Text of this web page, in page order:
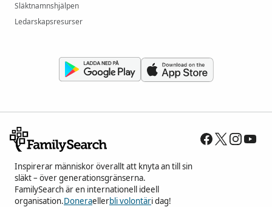
Släktnamnshjälpen
Ledarskapsresurser
Inspirerar människor överallt att knyta an till sin
släkt – över generationsgränserna.
FamilySearch är en internationell ideell
organisation.Doneraellerbli volontäri dag!